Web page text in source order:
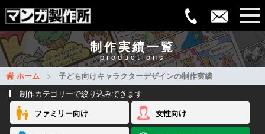
制作実績一覧
-productions-
ホーム
子ども向けキャラクターデザインの制作実績
制作カテゴリーで絞り込みできます
ファミリー向け
女性向け